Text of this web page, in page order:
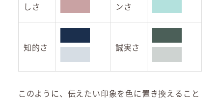
しさ
ンさ
知的さ 誠実さ
このように、伝えたい印象を色に置き換えること